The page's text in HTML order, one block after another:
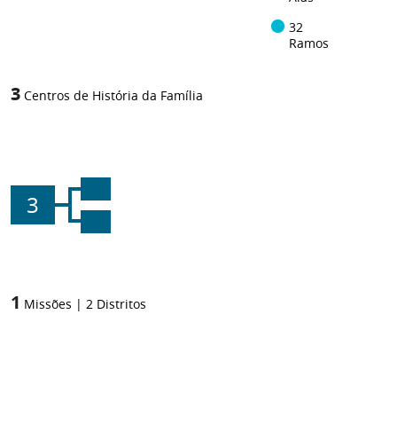
32
Ramos
3 Centros de História da Família
3
1 Missões | 2 Distritos